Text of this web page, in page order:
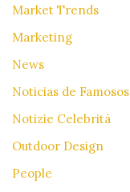
Market Trends
Marketing
News
Noticias de Famosos
Notizie Celebrità
Outdoor Design
People